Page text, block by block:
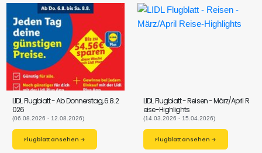
LIDL Flugblatt - Ab Donnerstag, 6.8.2
026
(06.08.2026 - 12.08.2026)
Flugblatt ansehen →
LIDL Flugblatt - Reisen - März/April R
eise-Highlights
(14.03.2026 - 15.04.2026)
Flugblatt ansehen →